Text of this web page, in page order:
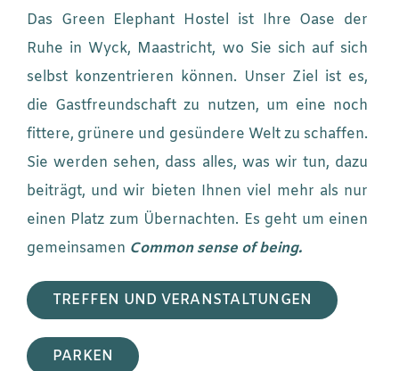
Das Green Elephant Hostel ist Ihre Oase der
Ruhe in Wyck, Maastricht, wo Sie sich auf sich
selbst konzentrieren können. Unser Ziel ist es,
die Gastfreundschaft zu nutzen, um eine noch
fittere, grünere und gesündere Welt zu schaffen.
Sie werden sehen, dass alles, was wir tun, dazu
beiträgt, und wir bieten Ihnen viel mehr als nur
einen Platz zum Übernachten. Es geht um einen
gemeinsamen Common sense of being.
TREFFEN UND VERANSTALTUNGEN
PARKEN